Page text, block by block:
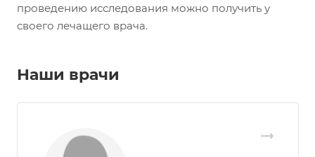
проведению исследования можно получить у
своего лечащего врача.
Наши врачи